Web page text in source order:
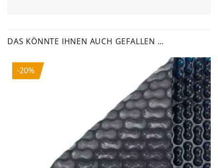
DAS KÖNNTE IHNEN AUCH GEFALLEN …
-20%